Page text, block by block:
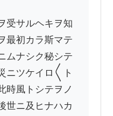
受サルヘキヲ知
最初カラ斯マテ
ムナシク秘シテ
ニツケイロ〱ト
時風トシテヲノ
世ニ及ヒナハカ